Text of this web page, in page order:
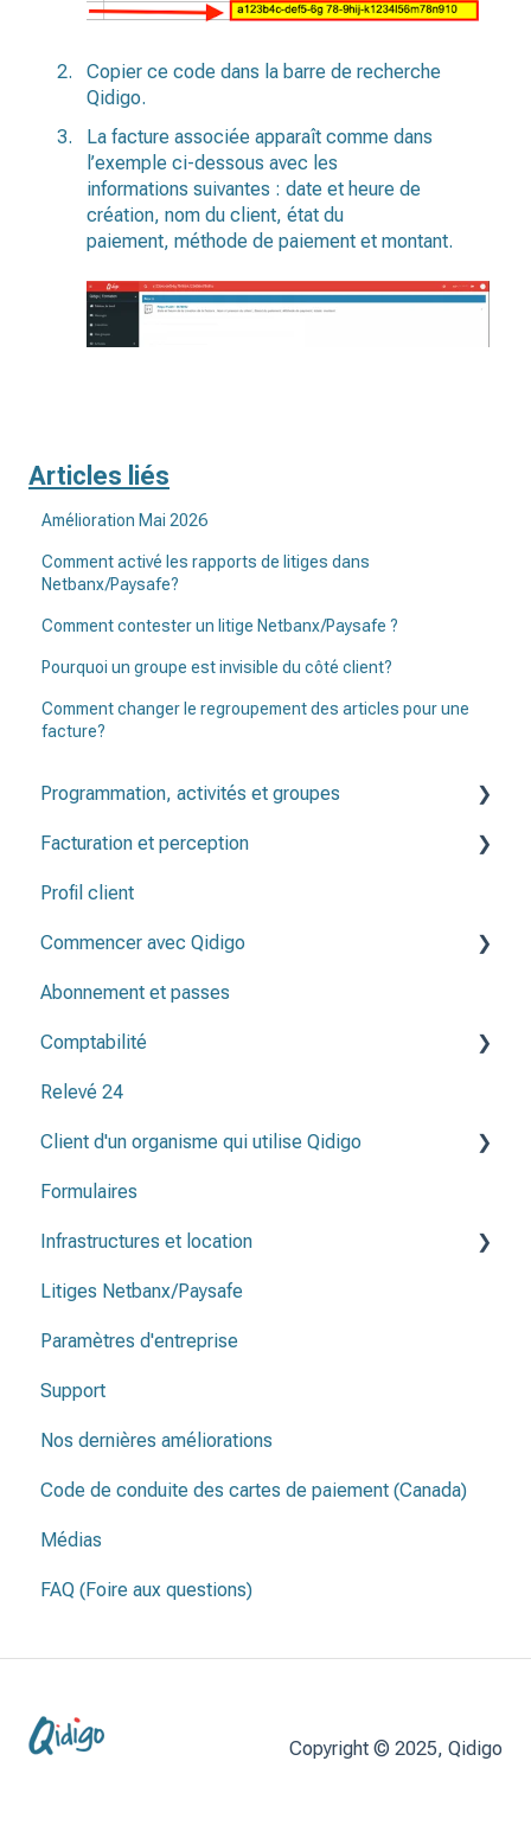
Copier ce code dans la barre de recherche
Qidigo.
La facture associée apparaît comme dans
l’exemple ci-dessous avec les
informations suivantes : date et heure de
création, nom du client, état du
paiement, méthode de paiement et montant.
Articles liés
Amélioration Mai 2026
Comment activé les rapports de litiges dans
Netbanx/Paysafe?
Comment contester un litige Netbanx/Paysafe ?
Pourquoi un groupe est invisible du côté client?
Comment changer le regroupement des articles pour une
facture?
Programmation, activités et groupes
Programmation
Groupes
Activités
Périodes d'inscription
Listes de présence
Facturation et perception
Factures
Note de crédit & remboursement
Profil client
Commencer avec Qidigo
Créer une programmation
Avant de publier ma programmation
Abonnement et passes
Comptabilité
Méthodes de paiement
Plan comptable
Relevé 24
Client d'un organisme qui utilise Qidigo
Relevé 24
Formulaires
Infrastructures et location
Infrastructure et et emplacements
Contrat de location
Litiges Netbanx/Paysafe
Paramètres d'entreprise
Support
Nos dernières améliorations
Code de conduite des cartes de paiement (Canada)
Médias
FAQ (Foire aux questions)
Copyright © 2025, Qidigo